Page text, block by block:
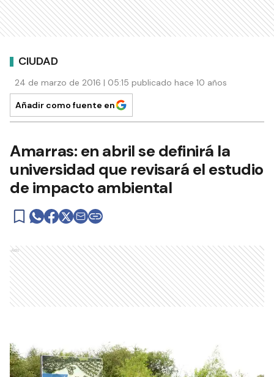
CIUDAD
24 de marzo de 2016 | 05:15 publicado hace 10 años
Añadir como fuente en
Amarras: en abril se definirá la
universidad que revisará el estudio
de impacto ambiental
Ads